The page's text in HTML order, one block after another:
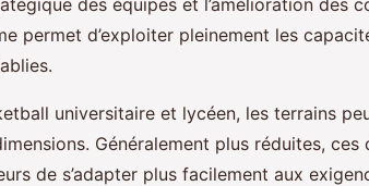
des équipes et l’amélioration des
permet d’exploiter pleinement les
universitaire et lycéen, les terrains
Généralement plus réduites, ces
de s’adapter plus facilement aux